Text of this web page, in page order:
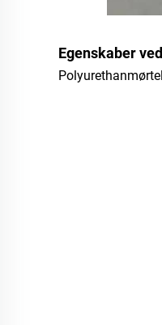
Egenskaber